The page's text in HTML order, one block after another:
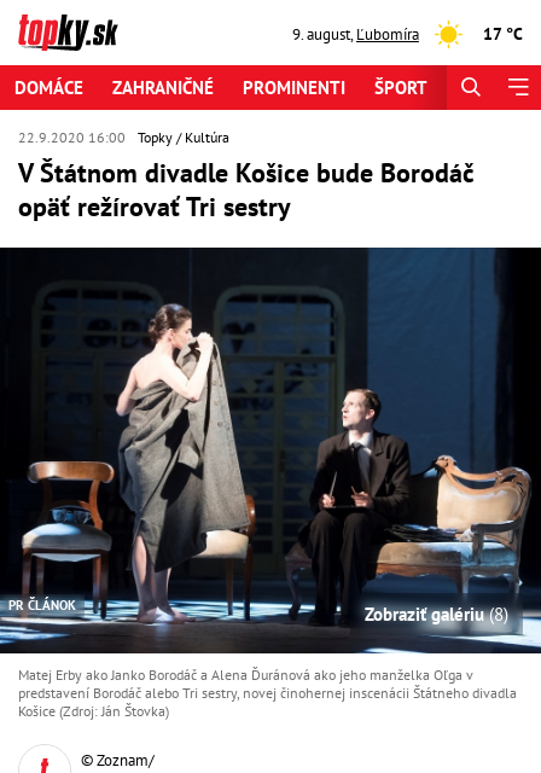
9. august,Ľubomíra 17 °C
DOMÁCE ZAHRANIČNÉ PROMINENTI ŠPORT
22.9.2020 16:00 Topky Kultúra
V Štátnom divadle Košice bude Borodáč
opäť režírovať Tri sestry
PR ČLÁNOK Zobraziť galériu(8)
Matej Erby ako Janko Borodáč a Alena Ďuránová ako jeho manželka Oľga v
predstavení Borodáč alebo Tri sestry, novej činohernej inscenácii Štátneho divadla
Košice (Zdroj: Ján Štovka)
© Zoznam/